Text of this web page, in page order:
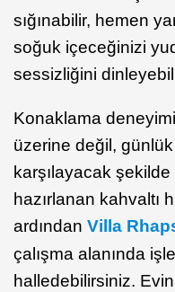
sığınabilir, hemen
soğuk içeceğinizi
sessizliğini
Konaklama
üzerine değil, günlük
karşılayacak
hazırlanan kahvaltı
ardından Villa
çalışma alanında
halledebilirsiniz.